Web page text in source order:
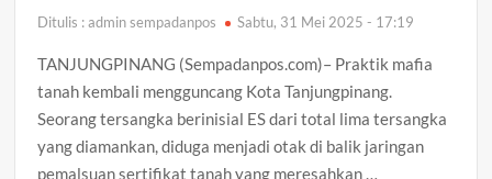
Ditulis : admin sempadanpos Sabtu, 31 Mei 2025 - 17:19
TANJUNGPINANG (Sempadanpos.com)– Praktik mafia
tanah kembali mengguncang Kota Tanjungpinang.
Seorang tersangka berinisial ES dari total lima tersangka
yang diamankan, diduga menjadi otak di balik jaringan
pemalsuan sertifikat tanah yang meresahkan …